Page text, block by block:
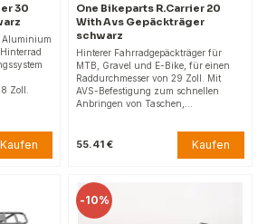
30
Aluminium
Zoll.
Kaufen
One Bikeparts R.Carrier 20
With Avs Gepäckträger
schwarz
Hinterer Fahrradgepäckträger für
MTB, Gravel und E-Bike, für einen
Raddurchmesser von 29 Zoll. Mit
AVS-Befestigung zum schnellen
Anbringen von Taschen,…
55.41 € Kaufen
-10%